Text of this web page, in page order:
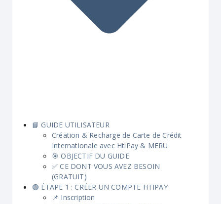
📘 GUIDE UTILISATEUR
Création & Recharge de Carte de Crédit
Internationale avec HtiPay & MERU
🎯 OBJECTIF DU GUIDE
✅ CE DONT VOUS AVEZ BESOIN
(GRATUIT)
🟢 ÉTAPE 1 : CRÉER UN COMPTE HTIPAY
📌 Inscription